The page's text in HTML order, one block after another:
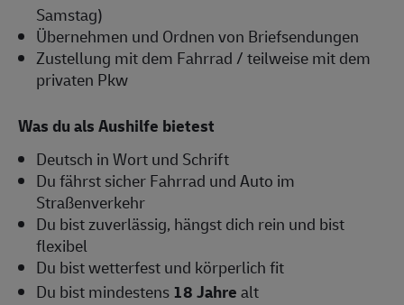
Samstag)
Übernehmen und Ordnen von Briefsendungen
Zustellung mit dem Fahrrad / teilweise mit dem
privaten Pkw
Was du als Aushilfe bietest
Deutsch in Wort und Schrift
Du fährst sicher Fahrrad und Auto im
Straßenverkehr
Du bist zuverlässig, hängst dich rein und bist
flexibel
Du bist wetterfest und körperlich fit
Du bist mindestens 18 Jahrealt